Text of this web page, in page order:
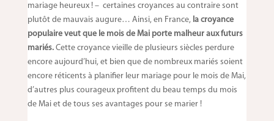
mariage heureux ! – certaines croyances au contraire sont
plutôt de mauvais augure… Ainsi, en France, la croyance
populaire veut que le mois de Mai porte malheur aux futurs
mariés.Cette croyance vieille de plusieurs siècles perdure
encore aujourd’hui, et bien que de nombreux mariés soient
encore réticents à planifier leur mariage pour le mois de Mai,
d’autres plus courageux profitent du beau temps du mois
de Mai et de tous ses avantages pour se marier !